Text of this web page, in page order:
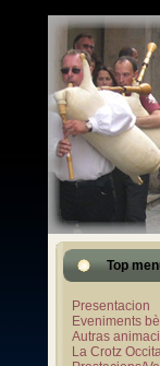
Top
Presentacion
Eveniments
Autras
La Crotz